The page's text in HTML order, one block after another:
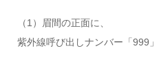
（1）眉間の正面に、
紫外線呼び出しナンバー「999」